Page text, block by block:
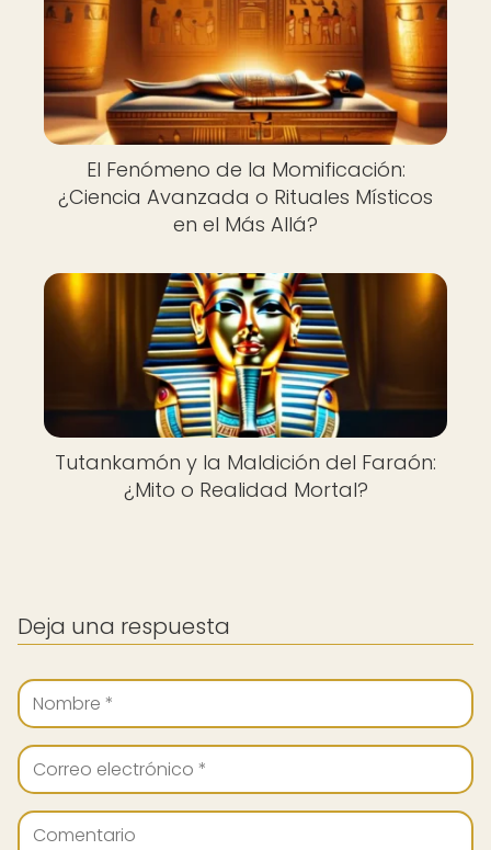
El Fenómeno de la Momificación:
¿Ciencia Avanzada o Rituales Místicos
en el Más Allá?
Tutankamón y la Maldición del Faraón:
¿Mito o Realidad Mortal?
Deja una respuesta